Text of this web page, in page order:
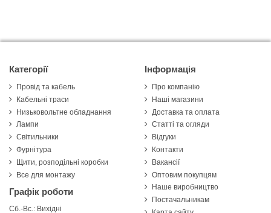
Категорії
Провід та кабель
Кабельні траси
Низьковольтне обладнання
Лампи
Світильники
Фурнітура
Щити, розподільні коробки
Все для монтажу
Графік роботи
Сб.-Вс.: Вихідні
Інформація
Про компанію
Наші магазини
Доставка та оплата
Статті та огляди
Відгуки
Контакти
Вакансії
Оптовим покупцям
Наше виробництво
Постачальникам